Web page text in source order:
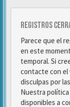
Registros
Parece que el
en este
temporal. Si
contacte con el
disculpas por
Nuestra
disponibles a